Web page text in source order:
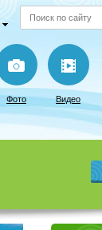
Фото Видео